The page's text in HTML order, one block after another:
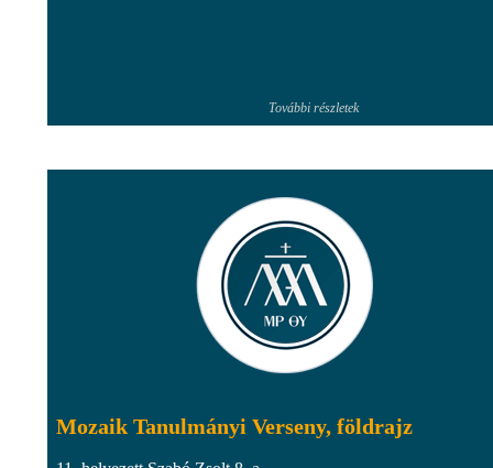
További részletek
Mozaik Tanulmányi Verseny, földrajz